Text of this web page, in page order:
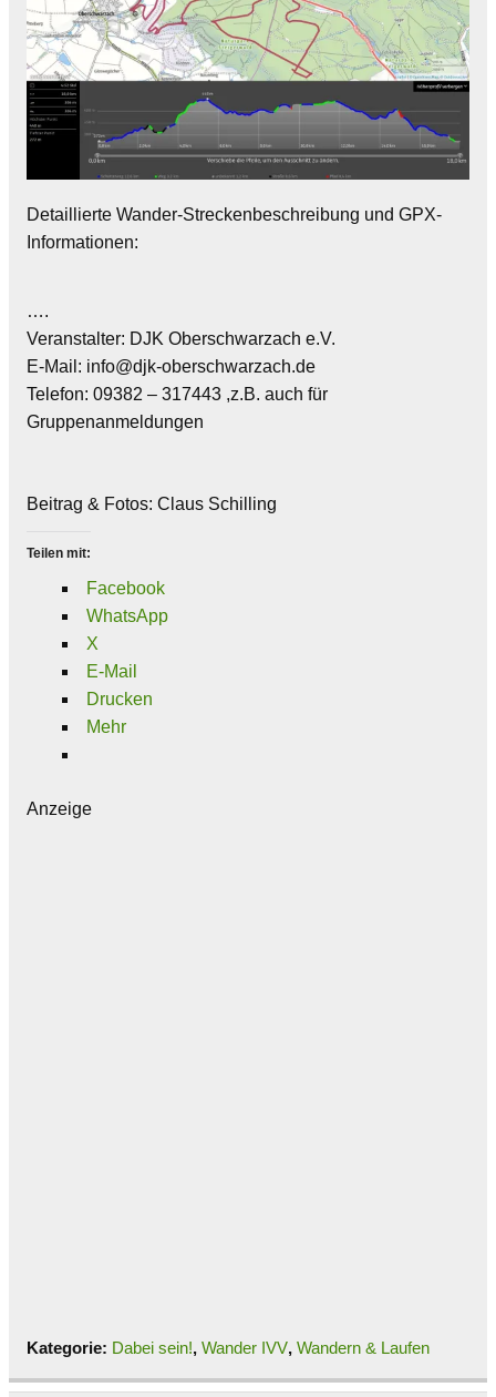
Detaillierte Wander-Streckenbeschreibung und GPX-
Informationen:
….
Veranstalter: DJK Oberschwarzach e.V.
E-Mail: info@djk-oberschwarzach.de
Telefon: 09382 – 317443 ,z.B. auch für
Gruppenanmeldungen
Beitrag & Fotos: Claus Schilling
Teilen mit:
Facebook
WhatsApp
X
E-Mail
Drucken
Mehr
Anzeige
Kategorie: Dabei sein!, Wander IVV, Wandern & Laufen